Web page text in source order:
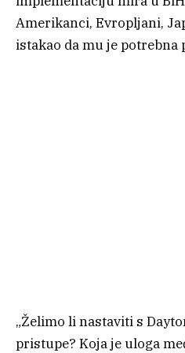
Amerikanci, Evropljani,
istakao da mu je potrebna
„Želimo li nastaviti s
pristupe? Koja je uloga